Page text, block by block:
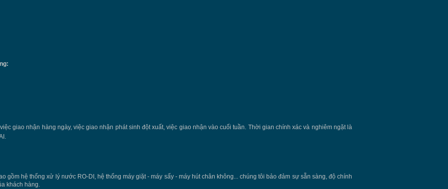
giao nhận hàng ngày, việc giao nhận phát sinh đột xuất, việc giao nhận vào cuối tuần. Thời gian chính xác và nghiêm ngặt là
gồm hệ thống xử lý nước RO-DI, hệ thống máy giặt - máy sấy - máy hút chân không... chúng tôi bảo đảm sự sẵn sàng, độ chính
khách hàng.